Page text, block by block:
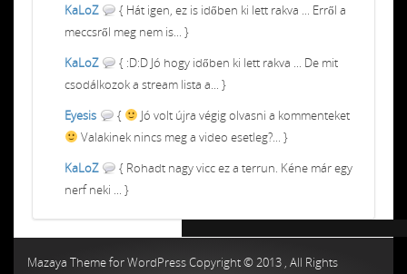
KaLoZ
{ Hát igen, ez is időben ki lett rakva ... Erről a
meccsről meg nem is... }
KaLoZ
{ :D:D Jó hogy időben ki lett rakva ... De mit
csodálkozok a stream lista a... }
Eyesis
{
Jó volt újra végig olvasni a kommenteket
Valakinek nincs meg a video esetleg?... }
KaLoZ
{ Rohadt nagy vicc ez a terrun. Kéne már egy
nerf neki ... }
Mazaya Theme for WordPress Copyright © 2013 , All Rights